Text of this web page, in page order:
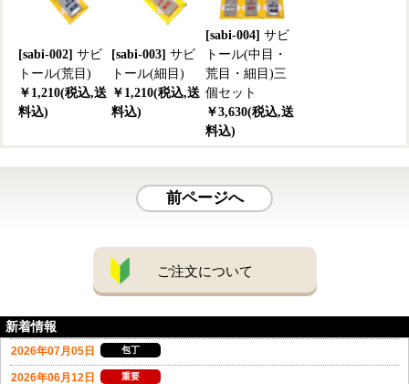
[sabi-002] サビ
トール(荒目)
￥1,210(税込,送
料込)
[sabi-003] サビ
トール(細目)
￥1,210(税込,送
料込)
[sabi-004] サビ
トール(中目・
荒目・細目)三
個セット
￥3,630(税込,送
料込)
前ページへ
ご注文について
新着情報